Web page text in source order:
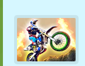
STRATÉGIE